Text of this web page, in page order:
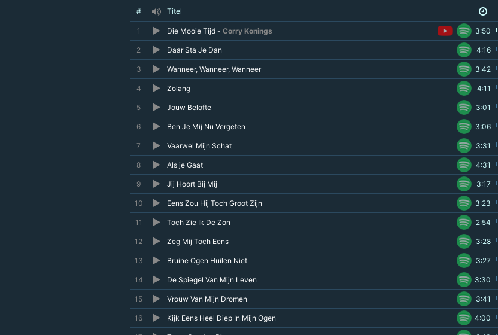
# Titel
1 Die Mooie Tijd - Corry Konings 3:50
2 Daar Sta Je Dan 4:16
3 Wanneer, Wanneer, Wanneer 3:42
4 Zolang 4:11
5 Jouw Belofte 3:01
6 Ben Je Mij Nu Vergeten 3:06
7 Vaarwel Mijn Schat 3:31
8 Als je Gaat 4:31
9 Jij Hoort Bij Mij 3:17
10 Eens Zou Hij Toch Groot Zijn 3:23
11 Toch Zie Ik De Zon 2:54
12 Zeg Mij Toch Eens 3:28
13 Bruine Ogen Huilen Niet 3:27
14 De Spiegel Van Mijn Leven 3:30
15 Vrouw Van Mijn Dromen 3:41
16 Kijk Eens Heel Diep In Mijn Ogen 4:00